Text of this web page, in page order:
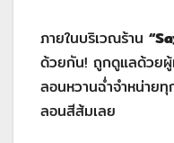
ภายในบริเวณร้าน
ด้วยกัน! ถูกดูแลด้วยผู้
ลอนหวานฉ่ำจำหน่ายทุ
ลอนสีส้มเลย